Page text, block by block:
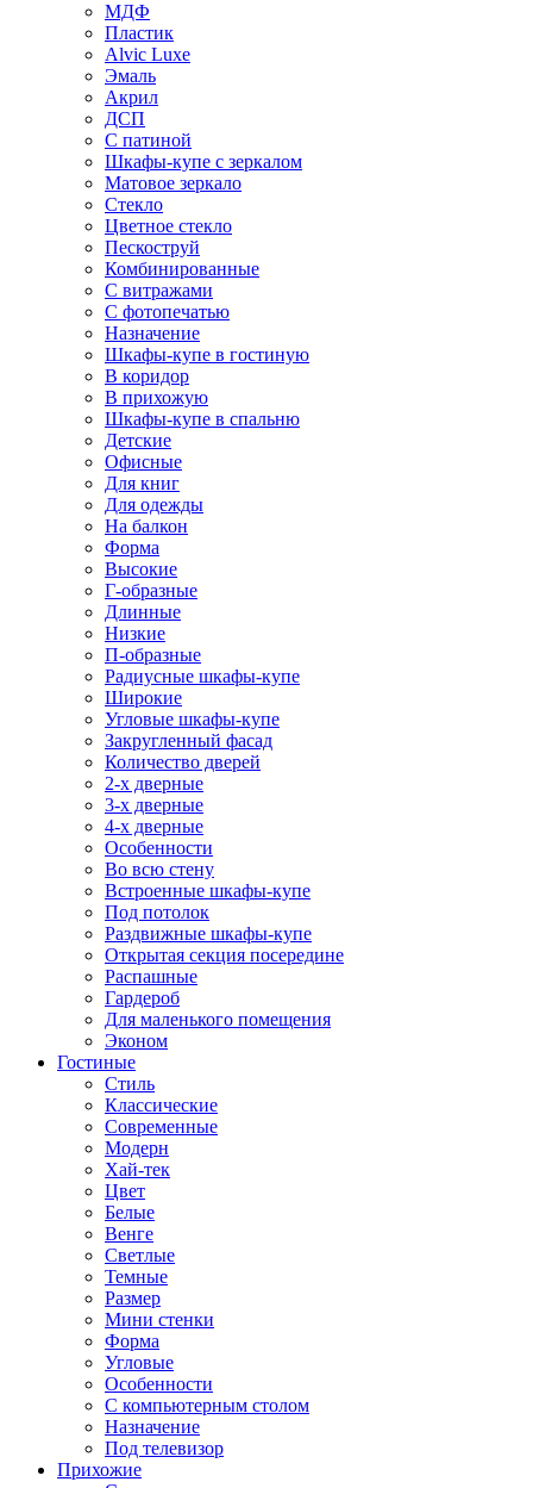
МДФ
Пластик
Alvic Luxe
Эмаль
Акрил
ДСП
С патиной
Шкафы-купе с зеркалом
Матовое зеркало
Стекло
Цветное стекло
Пескоструй
Комбинированные
С витражами
С фотопечатью
Назначение
Шкафы-купе в гостиную
В коридор
В прихожую
Шкафы-купе в спальню
Детские
Офисные
Для книг
Для одежды
На балкон
Форма
Высокие
Г-образные
Длинные
Низкие
П-образные
Радиусные шкафы-купе
Широкие
Угловые шкафы-купе
Закругленный фасад
Количество дверей
2-х дверные
3-х дверные
4-х дверные
Особенности
Во всю стену
Встроенные шкафы-купе
Под потолок
Раздвижные шкафы-купе
Открытая секция посередине
Распашные
Гардероб
Для маленького помещения
Эконом
Гостиные
Стиль
Классические
Современные
Модерн
Хай-тек
Цвет
Белые
Венге
Светлые
Темные
Размер
Мини стенки
Форма
Угловые
Особенности
С компьютерным столом
Назначение
Под телевизор
Прихожие